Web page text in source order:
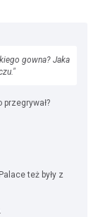
gowna? Jaka
przegrywał?
też były z